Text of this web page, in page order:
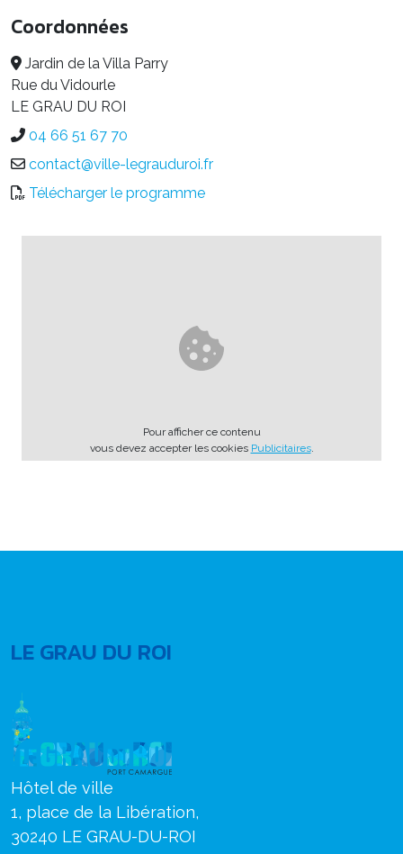
Coordonnées
Jardin de la Villa Parry
Rue du Vidourle
LE GRAU DU ROI
04 66 51 67 70
contact@ville-legrauduroi.fr
Télécharger le programme
Pour afficher ce contenu
vous devez accepter les cookies Publicitaires.
LE GRAU DU ROI
Hôtel de ville
1, place de la Libération,
30240 LE GRAU-DU-ROI